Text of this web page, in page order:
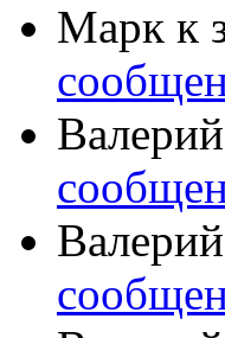
Марк к
Валерий
Валерий